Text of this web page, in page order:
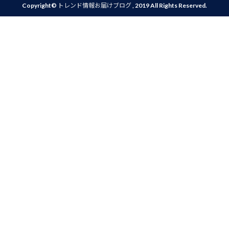
Copyright© トレンド情報お届けブログ, 2019 All Rights Reserved.